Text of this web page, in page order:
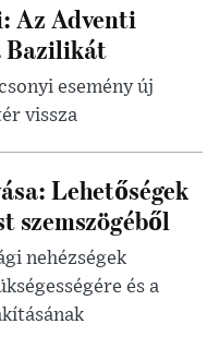
Az Adventi
Bazilikát
esemény új
vissza
Lehetőségek
szemszögéből
nehézségek
és a